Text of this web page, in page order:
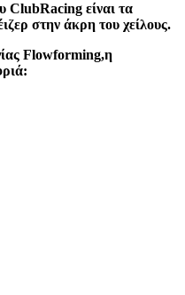
ClubRacing είναι τα
στην άκρη του χείλους.
Flowforming,η